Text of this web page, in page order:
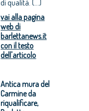
di qualità. (...)
vai alla pagina
web di
barlettanews.it
con il testo
dell'articolo
Antica mura del
Carmine da
riqualificare,